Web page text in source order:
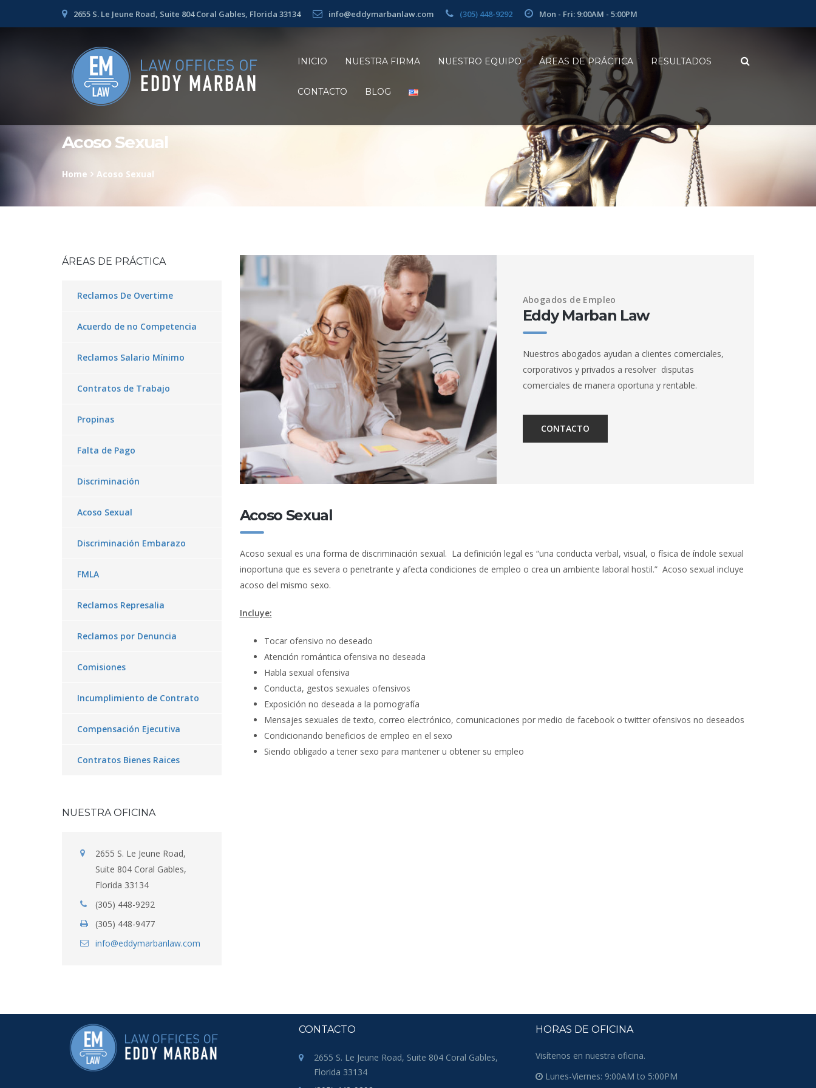
2655 S. Le Jeune Road, Suite 804 Coral Gables, Florida 33134 info@eddymarbanlaw.com (305) 448-9292 Mon - Fri: 9:00AM - 5:00PM
INICIO NUESTRA FIRMA NUESTRO EQUIPO ÁREAS DE PRÁCTICA RESULTADOS
CONTACTO BLOG
Acoso Sexual
Home Acoso Sexual
Abogados de Empleo
Eddy Marban Law
Nuestros abogados ayudan a clientes comerciales,
corporativos y privados a resolver disputas
comerciales de manera oportuna y rentable.
CONTACTO
Acoso Sexual
Acoso sexual es una forma de discriminación sexual. La definición legal es “una conducta verbal, visual, o física de índole sexual
inoportuna que es severa o penetrante y afecta condiciones de empleo o crea un ambiente laboral hostil.” Acoso sexual incluye
acoso del mismo sexo.
Incluye:
Tocar ofensivo no deseado
Atención romántica ofensiva no deseada
Habla sexual ofensiva
Conducta, gestos sexuales ofensivos
Exposición no deseada a la pornografía
Mensajes sexuales de texto, correo electrónico, comunicaciones por medio de facebook o twitter ofensivos no deseados
Condicionando beneficios de empleo en el sexo
Siendo obligado a tener sexo para mantener u obtener su empleo
ÁREAS DE PRÁCTICA
Reclamos De Overtime
Acuerdo de no Competencia
Reclamos Salario Mínimo
Contratos de Trabajo
Propinas
Falta de Pago
Discriminación
Acoso Sexual
Discriminación Embarazo
FMLA
Reclamos Represalia
Reclamos por Denuncia
Comisiones
Incumplimiento de Contrato
Compensación Ejecutiva
Contratos Bienes Raices
NUESTRA OFICINA
2655 S. Le Jeune Road,
Suite 804 Coral Gables,
Florida 33134
(305) 448-9292
(305) 448-9477
info@eddymarbanlaw.com
CONTACTO
2655 S. Le Jeune Road, Suite 804 Coral Gables,
Florida 33134
HORAS DE OFICINA
Visítenos en nuestra oficina.
Lunes-Viernes: 9:00AM to 5:00PM